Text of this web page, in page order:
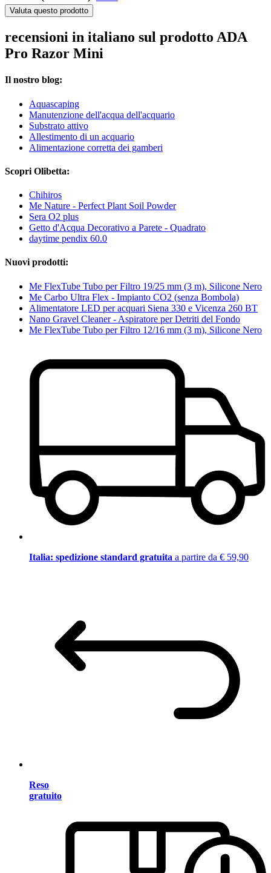
Valuta questo prodotto
recensioni in italiano sul prodotto ADA
Pro Razor Mini
Il nostro blog:
Aquascaping
Manutenzione dell'acqua dell'acquario
Substrato attivo
Allestimento di un acquario
Alimentazione corretta dei gamberi
Scopri Olibetta:
Chihiros
Me Nature - Perfect Plant Soil Powder
Sera O2 plus
Getto d'Acqua Decorativo a Parete - Quadrato
daytime pendix 60.0
Nuovi prodotti:
Me FlexTube Tubo per Filtro 19/25 mm (3 m), Silicone Nero
Me Carbo Ultra Flex - Impianto CO2 (senza Bombola)
Alimentatore LED per acquari Siena 330 e Vicenza 260 BT
Nano Gravel Cleaner - Aspiratore per Detriti del Fondo
Me FlexTube Tubo per Filtro 12/16 mm (3 m), Silicone Nero
Italia: spedizione standard gratuita a partire da € 59,90
Reso
gratuito